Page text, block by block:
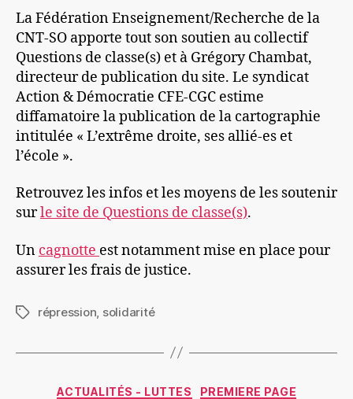
La Fédération Enseignement/Recherche de la
CNT-SO apporte tout son soutien au collectif
Questions de classe(s) et à Grégory Chambat,
directeur de publication du site. Le syndicat
Action & Démocratie CFE-CGC estime
diffamatoire la publication de la cartographie
intitulée « L’extrême droite, ses allié-es et
l’école ».
Retrouvez les infos et les moyens de les soutenir
surle site de Questions de classe(s).
Un cagnotte est notamment mise en place pour
assurer les frais de justice.
Étiquettes
répression, solidarité
Catégories
ACTUALITÉS - LUTTES PREMIERE PAGE